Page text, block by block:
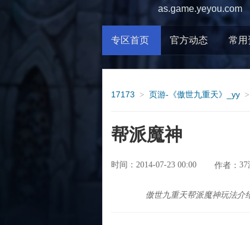
as.game.yeyou.com
专区首页 官方动态 常用
17173 > 页游-《傲世九重天》_yy >
帮派魔神
时间：2014-07-23 00:00 作者： 37
傲世九重天帮派魔神玩法介